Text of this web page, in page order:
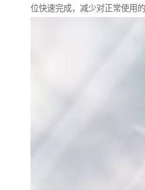
位快速完成，减少对正常使用的